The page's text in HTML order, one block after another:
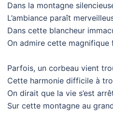
Dans la montagne
L’ambiance paraît
Dans cette blancheur
On admire cette magnifique
Parfois, un corbeau vient
Cette harmonie difficile à
On dirait que la vie s’est
Sur cette montagne au